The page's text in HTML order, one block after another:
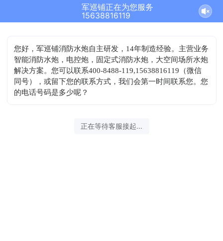
军巡铺正在为您服务
15638816119
您好，军巡铺消防水炮自主研发，14年制造经验。主营业务
智能消防水炮，电控炮，固定式消防水炮，大空间场所水炮
解决方案。您可以联系400-8488-119,15638816119（微信
同号），或留下您的联系方式，我们会第一时间联系您。您
的电话号码是多少呢？
2026-08-06 07:54:23 开始沟通